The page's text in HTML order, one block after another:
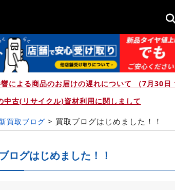
による商品のお届けの遅れについて （7月30
中古(リサイクル)資材利用に関しまして
買取ブログ > 買取ブログはじめました！！
ログはじめました！！